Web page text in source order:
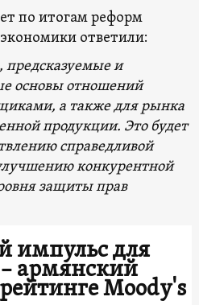
по итогам реформ
ответили:
предсказуемые и
основы отношений
а также для рынка
продукции. Это будет
справедливой
конкурентной
защиты прав
импульс для
армянский
Moody's